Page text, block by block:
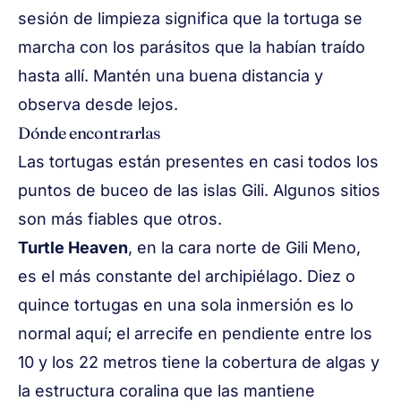
sesión de limpieza significa que la tortuga se
marcha con los parásitos que la habían traído
hasta allí. Mantén una buena distancia y
observa desde lejos.
Dónde encontrarlas
Las tortugas están presentes en casi todos los
puntos de buceo de las islas Gili. Algunos sitios
son más fiables que otros.
Turtle Heaven, en la cara norte de Gili Meno,
es el más constante del archipiélago. Diez o
quince tortugas en una sola inmersión es lo
normal aquí; el arrecife en pendiente entre los
10 y los 22 metros tiene la cobertura de algas y
la estructura coralina que las mantiene